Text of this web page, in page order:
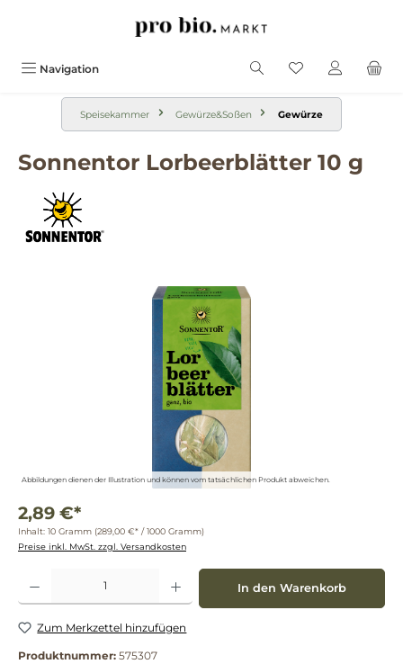
Navigation
Speisekammer Gewürze&Soßen Gewürze
Sonnentor Lorbeerblätter 10 g
Bildergalerie überspringen
Abbildungen dienen der Illustration und können vom tatsächlichen Produkt abweichen.
2,89 €*
Inhalt: 10 Gramm (289,00 €* / 1000 Gramm)
Preise inkl. MwSt. zzgl. Versandkosten
Produkt Anzahl: Gib den gewünschten Wert ein oder benutze die Schaltflächen um
In den Warenkorb
Zum Merkzettel hinzufügen
Produktnummer: 575307